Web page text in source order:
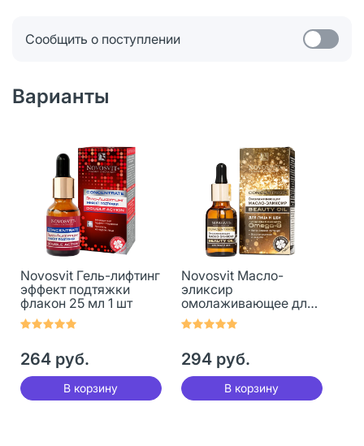
Сообщить о поступлении
Варианты
Novosvit Гель-лифтинг
эффект подтяжки
флакон 25 мл 1 шт
264 руб.
В корзину
Novosvit Масло-
эликсир
омолаживающее для
лица и шеи 25 мл 1 шт
294 руб.
В корзину